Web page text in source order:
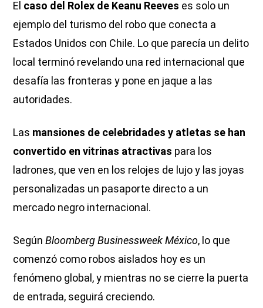
El caso del Rolex de Keanu Reeves es solo un
ejemplo del turismo del robo que conecta a
Estados Unidos con Chile. Lo que parecía un delito
local terminó revelando una red internacional que
desafía las fronteras y pone en jaque a las
autoridades.
Las mansiones de celebridades y atletas se han
convertido en vitrinas atractivas para los
ladrones, que ven en los relojes de lujo y las joyas
personalizadas un pasaporte directo a un
mercado negro internacional.
SegúnBloomberg Businessweek México, lo que
comenzó como robos aislados hoy es un
fenómeno global, y mientras no se cierre la puerta
de entrada, seguirá creciendo.